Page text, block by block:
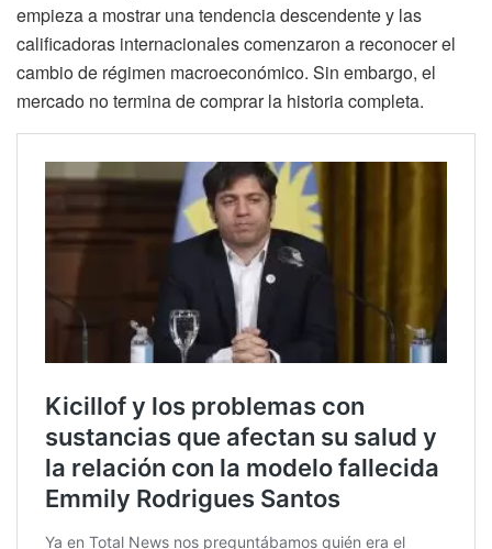
empieza a mostrar una tendencia descendente y las
calificadoras internacionales comenzaron a reconocer el
cambio de régimen macroeconómico. Sin embargo, el
mercado no termina de comprar la historia completa.